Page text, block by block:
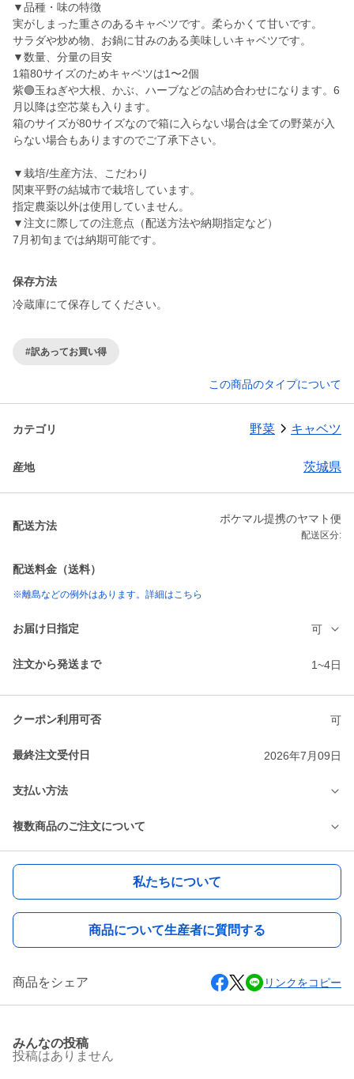
▼品種・味の特徴
実がしまった重さのあるキャベツです。柔らかくて甘いです。
サラダや炒め物、お鍋に甘みのある美味しいキャベツです。
▼数量、分量の目安
1箱80サイズのためキャベツは1〜2個
紫🟣玉ねぎや大根、かぶ、ハーブなどの詰め合わせになります。6
月以降は空芯菜も入ります。
箱のサイズが80サイズなので箱に入らない場合は全ての野菜が入
らない場合もありますのでご了承下さい。
▼栽培/生産方法、こだわり
関東平野の結城市で栽培しています。
指定農薬以外は使用していません。
▼注文に際しての注意点（配送方法や納期指定など）
7月初旬までは納期可能です。
保存方法
冷蔵庫にて保存してください。
#訳あってお買い得
この商品のタイプについて
カテゴリ 野菜 キャベツ
産地 茨城県
配送方法
ポケマル提携のヤマト便
配送区分:
配送料金（送料）
※離島などの例外はあります。詳細はこちら
お届け日指定 可
注文から発送まで 1~4日
クーポン利用可否 可
最終注文受付日 2026年7月09日
支払い方法
複数商品のご注文について
私たちについて
商品について生産者に質問する
商品をシェア リンクをコピー
みんなの投稿
投稿はありません